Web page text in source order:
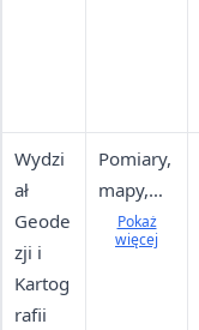
Wydzi
ał
Geode
zji i
Kartog
rafii
Pomiary,
mapy,
ewidencj
Pokaż
więcej